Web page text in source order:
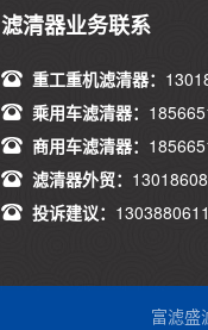
滤清器业务联系
重工重机滤清器：
乘用车滤清器：
商用车滤清器：
滤清器外贸：
投诉建议：
富滤盛